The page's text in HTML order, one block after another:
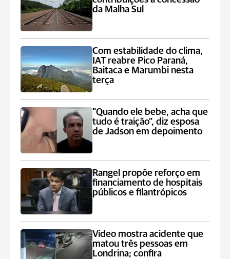
da Malha Sul
Com estabilidade do clima,
IAT reabre Pico Paraná,
Baitaca e Marumbi nesta
terça
"Quando ele bebe, acha que
tudo é traição", diz esposa
de Jadson em depoimento
Rangel propõe reforço em
financiamento de hospitais
públicos e filantrópicos
Vídeo mostra acidente que
matou três pessoas em
Londrina; confira